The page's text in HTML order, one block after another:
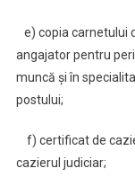
e) copia carnetului
angajator pentru
muncă şi în
postului;
f) certificat de
cazierul judiciar;